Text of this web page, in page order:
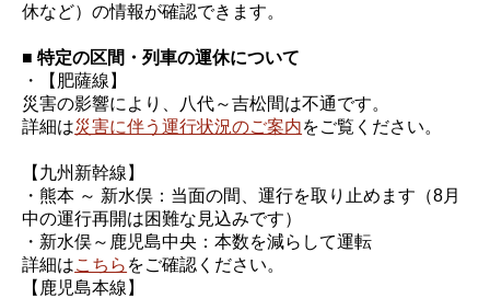
休など）の情報が確認できます。
■ 特定の区間・列車の運休について
・【肥薩線】
災害の影響により、八代～吉松間は不通です。
詳細は災害に伴う運行状況のご案内をご覧ください。
【九州新幹線】
・熊本 ～ 新水俣：当面の間、運行を取り止めます（8月
中の運行再開は困難な見込みです）
・新水俣～鹿児島中央：本数を減らして運転
詳細はこちら をご確認ください。
【鹿児島本線】